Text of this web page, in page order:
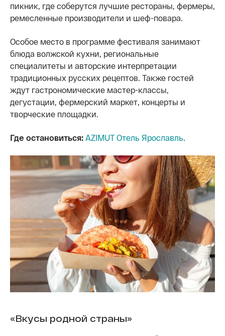
пикник, где соберутся лучшие рестораны, фермеры,
ремесленные производители и шеф-повара.
Особое место в программе фестиваля занимают
блюда волжской кухни, региональные
специалитеты и авторские интерпретации
традиционных русских рецептов. Также гостей
ждут гастрономические мастер-классы,
дегустации, фермерский маркет, концерты и
творческие площадки.
Где остановиться: AZIMUT Отель Ярославль
«Вкусы родной страны»